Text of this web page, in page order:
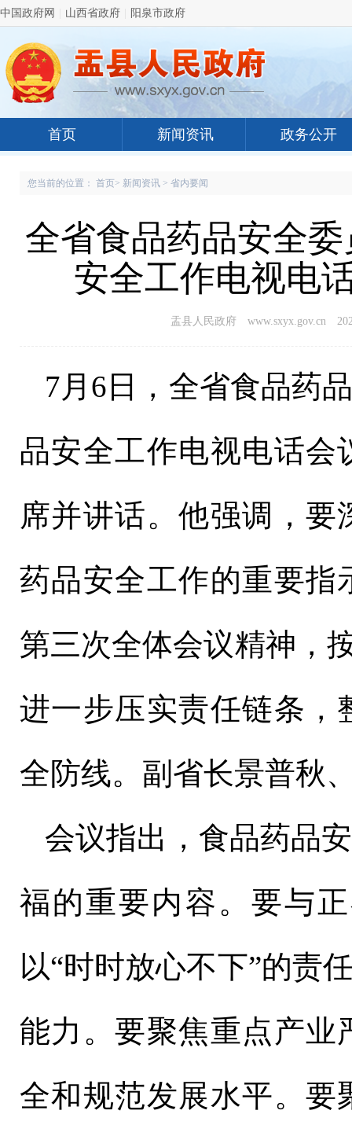
中国政府网 山西省政府 阳泉市政府
首页 新闻资讯 政务公开
您当前的位置： 首页> 新闻资讯 > 省内要闻
全省食品药品安全
安全工作电视电
盂县人民政府 www.sxyx.gov.cn
7月6日，全省食品药
品安全工作电视电话会
席并讲话。他强调，
药品安全工作的重要指
第三次全体会议精神，
进一步压实责任链条，
全防线。副省长景普秋
会议指出，食品药品
福的重要内容。要与
以“时时放心不下”的责
能力。要聚焦重点产业
全和规范发展水平。要